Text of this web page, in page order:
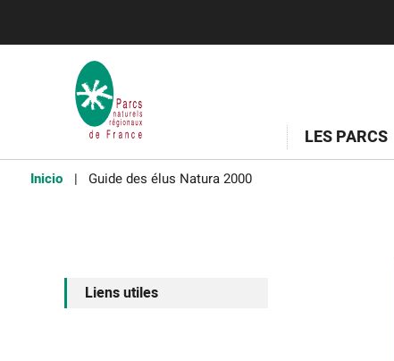
LES PARCS
Inicio Guide des élus Natura 2000
Liens utiles